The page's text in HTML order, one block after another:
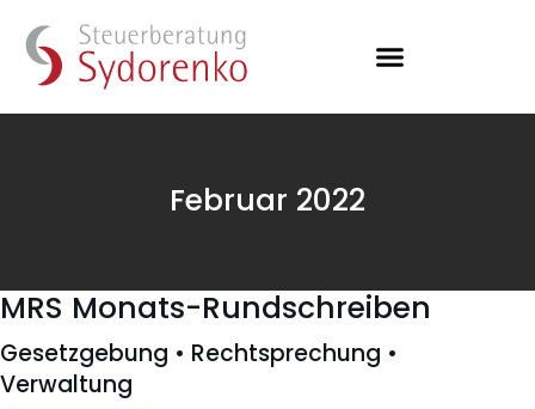
Februar 2022
MRS Monats-Rundschreiben
Gesetzgebung • Rechtsprechung •
Verwaltung